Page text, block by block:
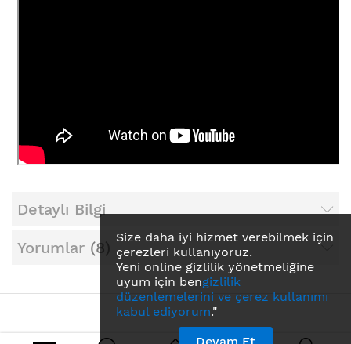
Size daha iyi hizmet verebilmek için
çerezleri kullanıyoruz.
Yeni online gizlilik yönetmeliğine
uyum için bengizlilik
düzenlemelerini ve çerez kullanımı
kabul ediyorum."
Detaylı Bilgi
Yorumlar 8